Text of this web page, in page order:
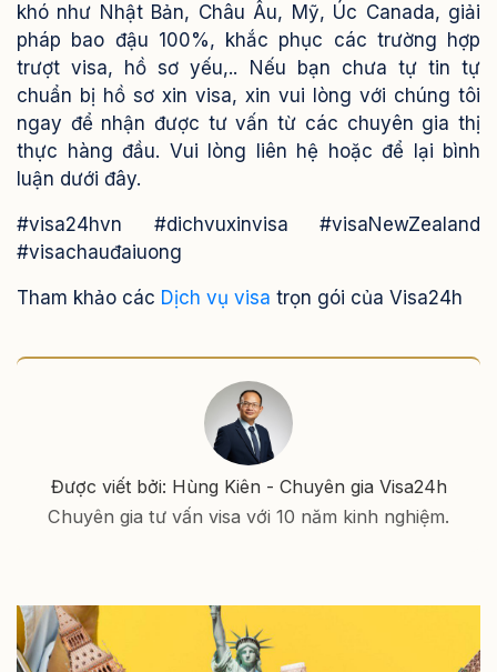
khó như Nhật Bản, Châu Âu, Mỹ, Úc Canada, giải
pháp bao đậu 100%, khắc phục các trường hợp
trượt visa, hồ sơ yếu,..
Nếu bạn chưa tự tin tự
chuẩn bị hồ sơ xin visa, xin vui lòng với chúng tôi
ngay để nhận được tư vấn từ các chuyên gia thị
thực hàng đầu. Vui lòng liên hệ hoặc để lại bình
luận dưới đây.
#visa24hvn #dichvuxinvisa #visaNewZealand
#visachauđaiuong
Tham khảo các Dịch vụ visa trọn gói của Visa24h
Được viết bởi: Hùng Kiên - Chuyên gia Visa24h
Chuyên gia tư vấn visa với 10 năm kinh nghiệm.